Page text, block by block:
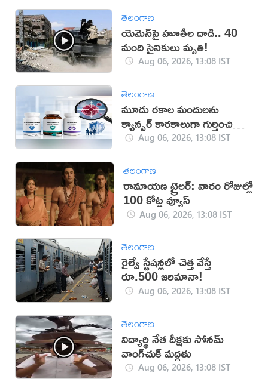
తెలంగాణ
యెమెన్‌పై హూతీల దాడి.. 40
మంది సైనికులు మృతి!
Aug 06, 2026, 13:08 IST
తెలంగాణ
మూడు రకాల మందులను
క్యాన్సర్ కారకాలుగా గుర్తించిన
WHOAug 06, 2026, 13:08 IST
తెలంగాణ
రామాయణ ట్రైలర్: వారం రోజుల్లో
100 కోట్ల వ్యూస్
Aug 06, 2026, 13:08 IST
తెలంగాణ
రైల్వే స్టేషన్లలో చెత్త వేస్తే
రూ.500 జరిమానా!
Aug 06, 2026, 13:08 IST
తెలంగాణ
విద్యార్థి నేత దీక్షకు సోనమ్
వాంగ్‌చుక్ మద్దతు
Aug 06, 2026, 13:08 IST